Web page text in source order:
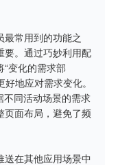
最常用到的功能之
要。通过巧妙利用配
变化的需求部
好地应对需求变化。
不同活动场景的需求
页面布局，避免了频
送在其他应用场景中